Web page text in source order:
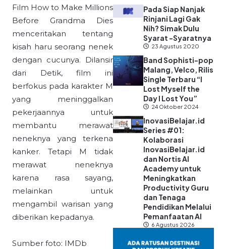
Film How to Make Millions
Before Grandma Dies
menceritakan tentang
kisah haru seorang nenek
dengan cucunya. Dilansir
dari Detik, film ini
berfokus pada karakter M
yang meninggalkan
pekerjaannya untuk
membantu merawat
neneknya yang terkena
kanker. Tetapi M tidak
merawat neneknya
karena rasa sayang,
melainkan untuk
mengambil warisan yang
diberikan kepadanya.
Sumber foto: IMDb
Pada Siap Nanjak
Rinjani Lagi Gak
Nih? Simak Dulu
Syarat -Syaratnya
23 Agustus 2020
Band Sophisti-pop
Malang, Velco, Rilis
Single Terbaru “I
Lost Myself the
Day I Lost You”
24 Oktober 2024
InovasiBelajar.id
Series #01:
Kolaborasi
InovasiBelajar.id
dan Nortis AI
Academy untuk
Meningkatkan
Productivity Guru
dan Tenaga
Pendidikan Melalui
Pemanfaatan AI
6 Agustus 2026